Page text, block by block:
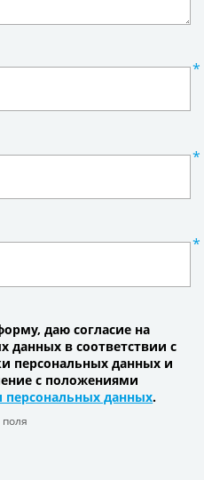
даю согласие на
данных в соответствии с
персональных данных и
с положениями
данных.